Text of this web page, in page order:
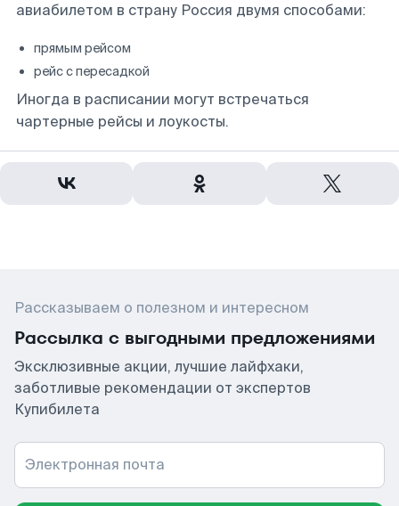
авиабилетом в страну Россия двумя способами:
прямым рейсом
рейс с пересадкой
Иногда в расписании могут встречаться
чартерные рейсы и лоукосты.
Рассказываем о полезном и интересном
Рассылка с выгодными предложениями
Эксклюзивные акции, лучшие лайфхаки,
заботливые рекомендации от экспертов
Купибилета
Электронная почта